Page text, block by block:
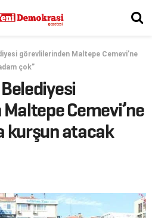
görevlilerinden Maltepe Cemevi’ne
çok”
Cemevi’ne
kurşun atacak